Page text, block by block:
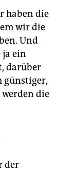
haben die
wir die
Und
ein
darüber
günstiger,
die
der